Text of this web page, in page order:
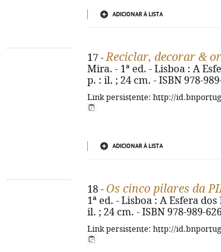
ADICIONAR À LISTA
17 -Reciclar, decorar &
Mira. - 1ª ed. - Lisboa : A
p. : il. ; 24 cm. - ISBN 978-
Link persistente: http://
ADICIONAR À LISTA
18 - Os cinco pilares da
1ª ed. - Lisboa : A Esfera
il. ; 24 cm. - ISBN 978-989-
Link persistente: http://